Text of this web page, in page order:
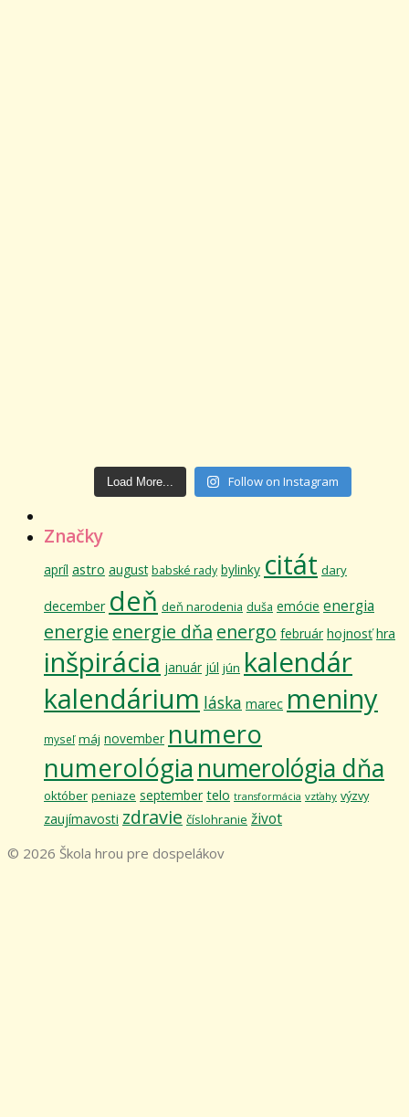
Load More... Follow on Instagram
Značky
apríl astro august babské rady bylinky citát dary
december deň deň narodenia duša emócie energia
energie energie dňa energo február hojnosť hra
inšpirácia január júl jún kalendár
kalendárium láska marec meniny
myseľ máj november numero
numerológia numerológia dňa
október peniaze september telo transformácia vzťahy výzvy
zaujímavosti zdravie číslohranie život
© 2026 Škola hrou pre dospelákov